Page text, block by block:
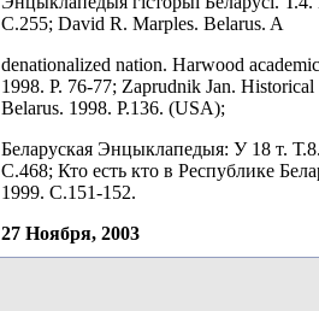
С.255; David R. Marples. Belarus. A
denationalized nation. Harwood
1998. P. 76-77; Zaprudnik Jan.
Belarus. 1998. P.136. (USA);
Беларуская Энцыклапедыя: У 18 т.
С.468; Кто есть кто в Республике
1999. С.151-152.
27 Ноября, 2003